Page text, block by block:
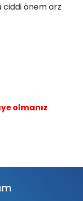
ciddi önem arz
olmanız